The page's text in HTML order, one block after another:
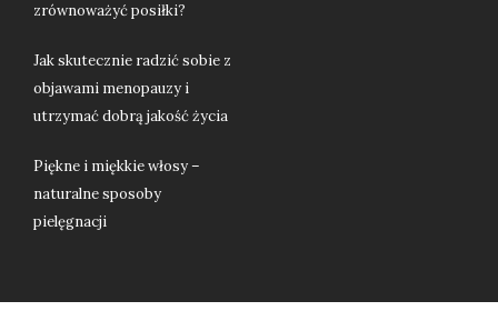
zrównoważyć posiłki?
Jak skutecznie radzić sobie z
objawami menopauzy i
utrzymać dobrą jakość życia
Piękne i miękkie włosy –
naturalne sposoby
pielęgnacji